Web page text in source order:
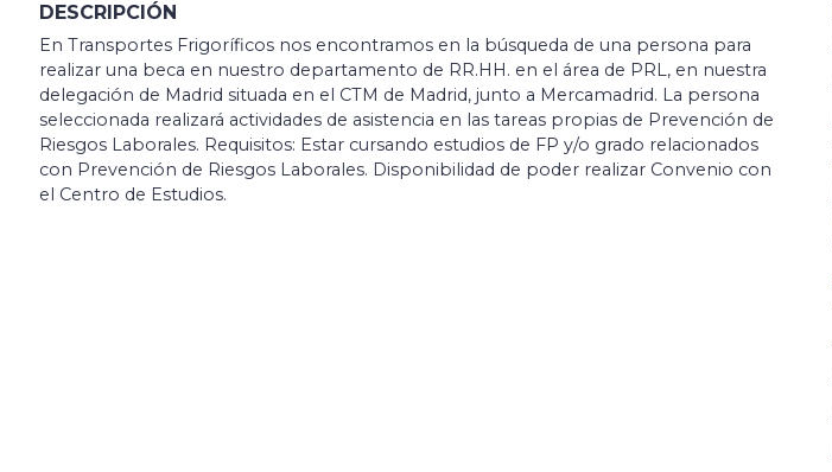
DESCRIPCIÓN
En Transportes Frigoríficos nos encontramos en la búsqueda de una persona para
realizar una beca en nuestro departamento de RR.HH. en el área de PRL, en nuestra
delegación de Madrid situada en el CTM de Madrid, junto a Mercamadrid. La persona
seleccionada realizará actividades de asistencia en las tareas propias de Prevención de
Riesgos Laborales. Requisitos: Estar cursando estudios de FP y/o grado relacionados
con Prevención de Riesgos Laborales. Disponibilidad de poder realizar Convenio con
el Centro de Estudios.